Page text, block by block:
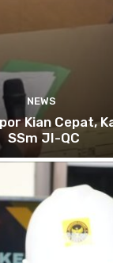
NEWS
Kian Cepat,
SSm JI-QC